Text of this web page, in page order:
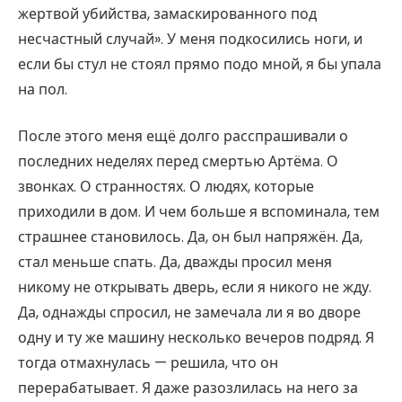
жертвой убийства, замаскированного под
несчастный случай». У меня подкосились ноги, и
если бы стул не стоял прямо подо мной, я бы упала
на пол.
После этого меня ещё долго расспрашивали о
последних неделях перед смертью Артёма. О
звонках. О странностях. О людях, которые
приходили в дом. И чем больше я вспоминала, тем
страшнее становилось. Да, он был напряжён. Да,
стал меньше спать. Да, дважды просил меня
никому не открывать дверь, если я никого не жду.
Да, однажды спросил, не замечала ли я во дворе
одну и ту же машину несколько вечеров подряд. Я
тогда отмахнулась — решила, что он
перерабатывает. Я даже разозлилась на него за